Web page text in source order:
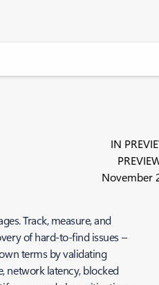
IN
November
Track, measure, and
of hard-to-find issues –
terms by validating
network latency, blocked